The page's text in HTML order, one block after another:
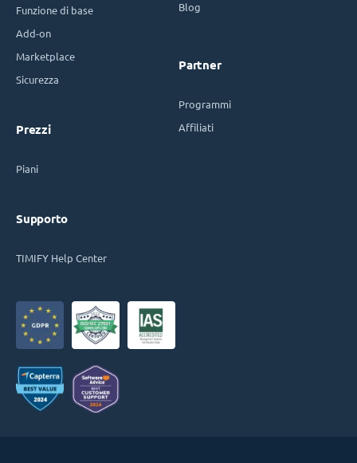
Funzione di base
Add-on
Marketplace
Sicurezza
Prezzi
Piani
Supporto
TIMIFY Help Center
Blog
Partner
Programmi
Affiliati